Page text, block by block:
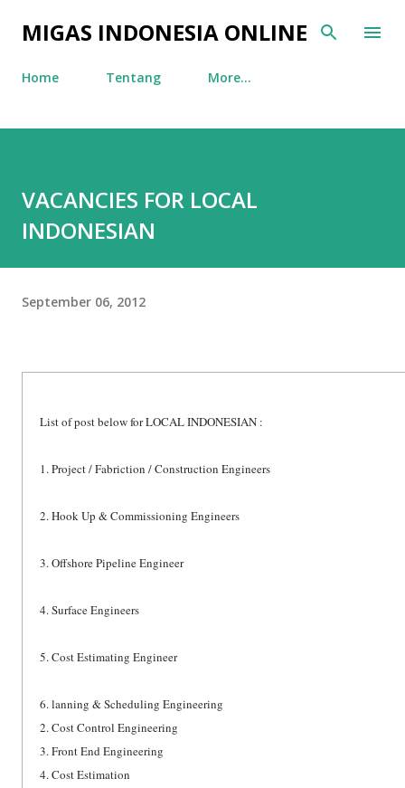
Skip to main content
MIGAS INDONESIA ONLINE
Home Tentang More…
VACANCIES FOR LOCAL
INDONESIAN
September 06, 2012
List of post below for LOCAL INDONESIAN :
1. Project / Fabriction / Construction Engineers
2. Hook Up & Commissioning Engineers
3. Offshore Pipeline Engineer
4. Surface Engineers
5. Cost Estimating Engineer
6. lanning & Scheduling Engineering
2. Cost Control Engineering
3. Front End Engineering
4. Cost Estimation